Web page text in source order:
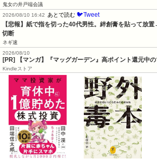
鬼女の井戸端会議
2026/08/10 16:42
あとで読む 🐦Tweet
【悲報】紙で指を切った40代男性。絆創膏を貼って放
切断
ネギ速
2026/08/10
[PR] 【マンガ】『マッグガーデン』高ポイント還元中
Kindleストア